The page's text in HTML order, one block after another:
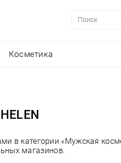
Косметика
в категории «Мужская
магазинов.